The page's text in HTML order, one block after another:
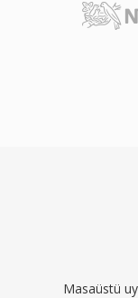
Masaüstü